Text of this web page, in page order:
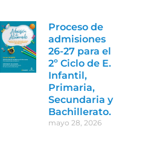
Proceso de
admisiones
26-27 para el
2º Ciclo de E.
Infantil,
Primaria,
Secundaria y
Bachillerato.
mayo 28, 2026